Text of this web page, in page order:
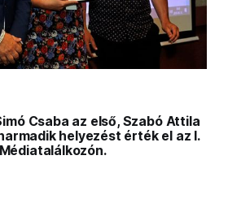
Csaba az első, Szabó Attila
helyezést érték el az I.